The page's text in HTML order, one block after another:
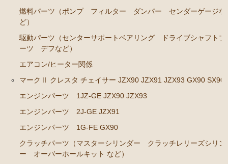
ブレーキパーツ（マスターシリンダー リペアキッ
ト ホース など）
クラッチパーツ（マスターシリンダー クラッチレリ
ーズシリンダー オーバーホールキット など）
足廻りパーツ（アッパーマウント ベアリング ボー
ルジョイント など）
燃料パーツ（ポンプ フィルター など）
駆動パーツ（センターサポートベアリング ドライブ
シャフトブーツ など）
MR2 AW11
燃料パーツ（ポンプ フィルター ダンパー センダーゲージな
ど）
駆動パーツ（センターサポートベアリング ドライブシャフトブ
ーツ デフなど）
エアコン/ヒーター関係
マークⅡ クレスタ チェイサー JZX90 JZX91 JZX93 GX90 SX90
エンジンパーツ 1JZ-GE JZX90 JZX93
エンジンパーツ 2J-GE JZX91
エンジンパーツ 1G-FE GX90
クラッチパーツ（マスターシリンダー クラッチレリーズシリン
ー オーバーホールキット など）